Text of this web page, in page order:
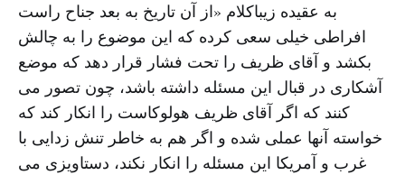
به عقیده زیباکلام «از آن تاریخ به بعد جناح راست
افراطى خیلى سعى کرده که این موضوع را به چالش
بکشد و آقاى ظریف را تحت فشار قرار دهد که موضع
آشکارى در قبال این مسئله داشته باشد، چون تصور مى
کنند که اگر آقاى ظریف هولوکاست را انکار کند که
خواسته آنها عملى شده و اگر هم به خاطر تنش زدایى با
غرب و آمریکا این مسئله را انکار نکند، دستاویزى مى